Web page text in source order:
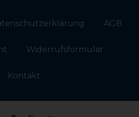
AGB
Widerrufs­formular
Kontakt